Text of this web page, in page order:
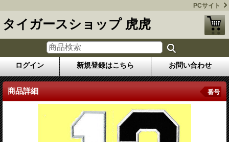
PCサイト
タイガースショップ 虎虎
ログイン 新規登録はこちら お問い合わせ
商品詳細 番号